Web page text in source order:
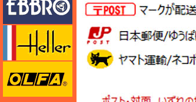
エレール
オルファ